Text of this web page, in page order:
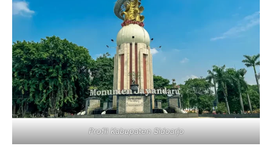
Profil Kabupaten Sidoarjo